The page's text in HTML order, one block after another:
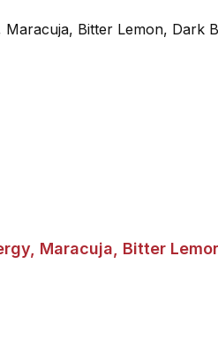
Maracuja, Bitter